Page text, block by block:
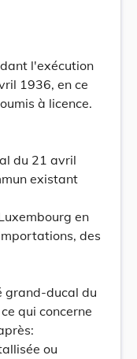
l'exécution
1936, en ce
à licence.
du 21 avril
existant
en
des
grand-ducal du
qui concerne
ou